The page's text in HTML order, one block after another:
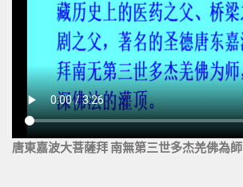
唐東嘉波大菩薩拜 南無第三世多杰羌佛為師